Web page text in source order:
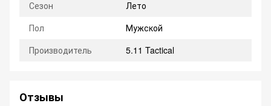
Сезон
Лето
Пол
Мужской
Производитель
5.11 Tactical
Отзывы